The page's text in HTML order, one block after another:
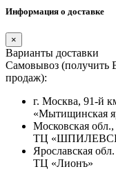
Информация о доставке
×
Варианты доставки
Самовывоз (получить
продаж):
г. Москва, 91-й
«Мытищинская
Московская
ТЦ
Ярославская
ТЦ «Лионъ»